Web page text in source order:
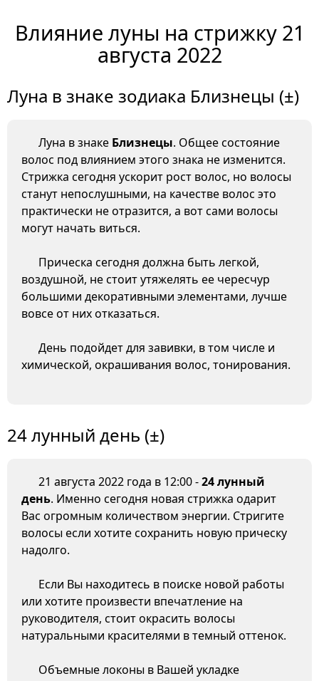
Влияние луны на стрижку 21
августа 2022
Луна в знаке зодиака Близнецы (±)
Луна в знаке Близнецы. Общее состояние
волос под влиянием этого знака не изменится.
Стрижка сегодня ускорит рост волос, но волосы
станут непослушными, на качестве волос это
практически не отразится, а вот сами волосы
могут начать виться.
Прическа сегодня должна быть легкой,
воздушной, не стоит утяжелять ее чересчур
большими декоративными элементами, лучше
вовсе от них отказаться.
День подойдет для завивки, в том числе и
химической, окрашивания волос, тонирования.
24 лунный день (±)
21 августа 2022 года в 12:00 -24 лунный
день. Именно сегодня новая стрижка одарит
Вас огромным количеством энергии. Стригите
волосы если хотите сохранить новую прическу
надолго.
Если Вы находитесь в поиске новой работы
или хотите произвести впечатление на
руководителя, стоит окрасить волосы
натуральными красителями в темный оттенок.
Объемные локоны в Вашей укладке